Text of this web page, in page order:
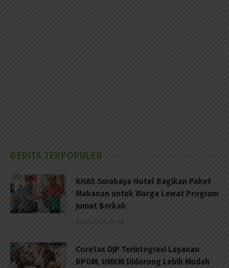
BERITA TERPOPULER
KHAS Surabaya Hotel Bagikan Paket
Makanan untuk Warga Lewat Program
Jumat Berkah
07/08/2026 - 16:46
Coretax DJP Terintegrasi Layanan
BPOM, UMKM Didorong Lebih Mudah